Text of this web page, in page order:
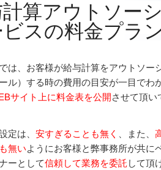
算アウトソー
スの料金プラ
は、お客様が給与計算をアウトソー
ール）する時の費用の目安が一目でわ
サイト上に料金表を公開させて頂い
定は、 安すぎることも無く 、また、
無いようにお客様と弊事務所が共に
ーとして信頼して業務を委託 して頂